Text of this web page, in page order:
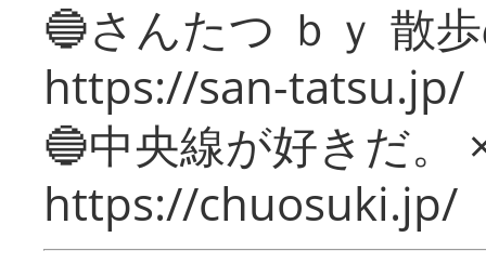
🔵さんたつ ｂｙ 散
https://san-tatsu.jp/
🔵中央線が好きだ。
https://chuosuki.jp/